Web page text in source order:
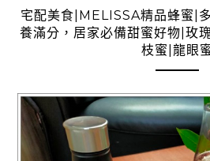
宅配美食|MELISSA精品蜂蜜|
養滿分，居家必備甜蜜好物|玫
枝蜜|龍眼